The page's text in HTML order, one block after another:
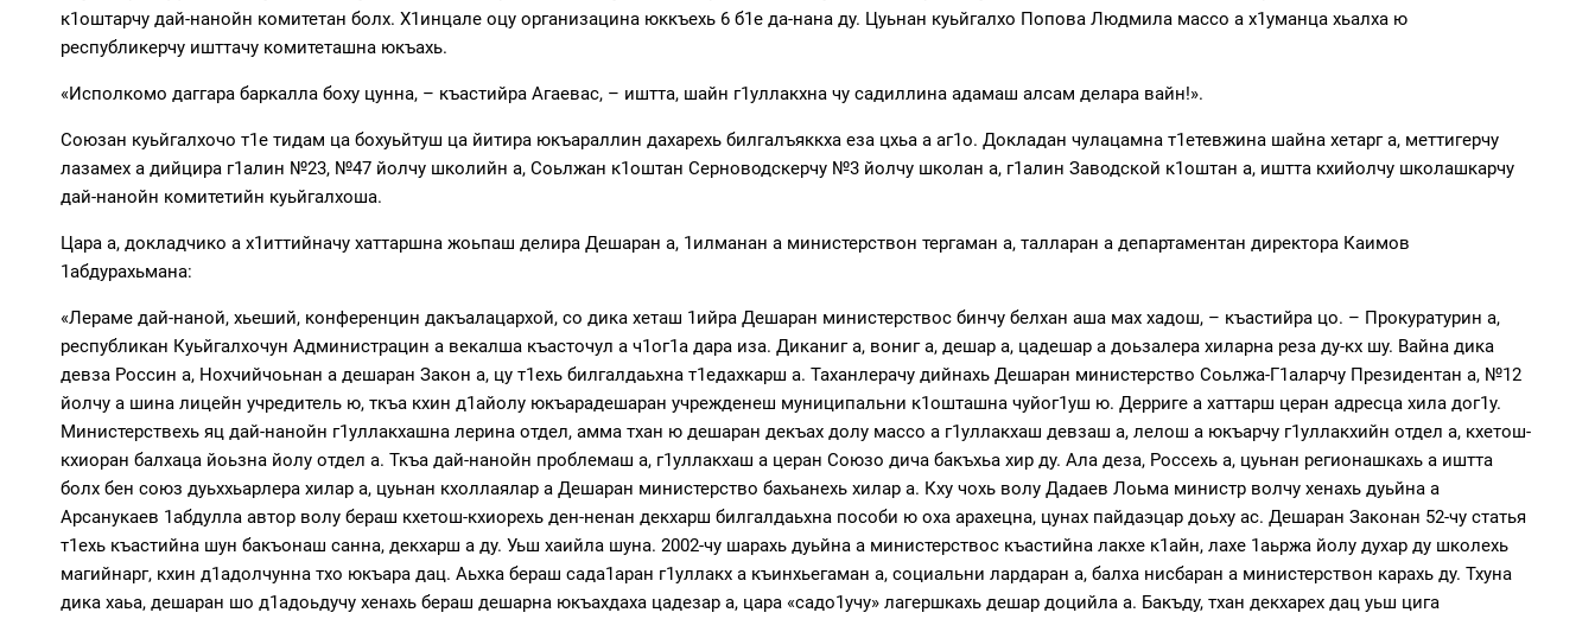
к1оштарчу дай-нанойн комитетан болх. Х1инцале оцу организацина юккъехь 6 б1е да-нана ду. Цуьнан куьйгалхо Попова Людмила массо а х1уманца хьалха ю
республикерчу ишттачу комитеташна юкъахь.
«Исполкомо даггара баркалла боху цунна, – къастийра Агаевас, – иштта, шайн г1уллакхна чу садиллина адамаш алсам делара вайн!».
Союзан куьйгалхочо т1е тидам ца бохуьйтуш ца йитира юкъараллин дахарехь билгалъяккха еза цхьа а аг1о. Докладан чулацамна т1етевжина шайна хетарг а, меттигерчу
лазамех а дийцира г1алин №23, №47 йолчу школийн а, Соьлжан к1оштан Серноводскерчу №3 йолчу школан а, г1алин Заводской к1оштан а, иштта кхийолчу школашкарчу
дай-нанойн комитетийн куьйгалхоша.
Цара а, докладчико а х1иттийначу хаттаршна жоьпаш делира Дешаран а, 1илманан а министерствон тергаман а, талларан а департаментан директора Каимов
1абдурахьмана:
«Лераме дай-наной, хьеший, конференцин дакъалацархой, со дика хеташ 1ийра Дешаран министерствос бинчу белхан аша мах хадош, – къастийра цо. – Прокуратурин а,
республикан Куьйгалхочун Администрацин а векалша къасточул а ч1ог1а дара иза. Диканиг а, вониг а, дешар а, цадешар а доьзалера хиларна реза ду-кх шу. Вайна дика
девза Россин а, Нохчийчоьнан а дешаран Закон а, цу т1ехь билгалдаьхна т1едахкарш а. Таханлерачу дийнахь Дешаран министерство Соьлжа-Г1аларчу Президентан а, №12
йолчу а шина лицейн учредитель ю, ткъа кхин д1айолу юкъарадешаран учрежденеш муниципальни к1ошташна чуйог1уш ю. Дерриге а хаттарш церан адресца хила дог1у.
Министерствехь яц дай-нанойн г1уллакхашна лерина отдел, амма тхан ю дешаран декъах долу массо а г1уллакхаш девзаш а, лелош а юкъарчу г1уллакхийн отдел а, кхетош-
кхиоран балхаца йоьзна йолу отдел а. Ткъа дай-нанойн проблемаш а, г1уллакхаш а церан Союзо дича бакъхьа хир ду. Ала деза, Россехь а, цуьнан регионашкахь а иштта
болх бен союз дуьххьарлера хилар а, цуьнан кхоллаялар а Дешаран министерство бахьанехь хилар а. Кху чохь волу Дадаев Лоьма министр волчу хенахь дуьйна а
Арсанукаев 1абдулла автор волу бераш кхетош-кхиорехь ден-ненан декхарш билгалдаьхна пособи ю оха арахецна, цунах пайдаэцар доьху ас. Дешаран Законан 52-чу статья
т1ехь къастийна шун бакъонаш санна, декхарш а ду. Уьш хаийла шуна. 2002-чу шарахь дуьйна а министерствос къастийна лакхе к1айн, лахе 1аьржа йолу духар ду школехь
магийнарг, кхин д1адолчунна тхо юкъара дац. Аьхка бераш сада1аран г1уллакх а къинхьегаман а, социальни лардаран а, балха нисбаран а министерствон карахь ду. Тхуна
дика хаьа, дешаран шо д1адоьдучу хенахь бераш дешарна юкъахдаха цадезар а, цара «садо1учу» лагершкахь дешар доцийла а. Бакъду, тхан декхарех дац уьш цига